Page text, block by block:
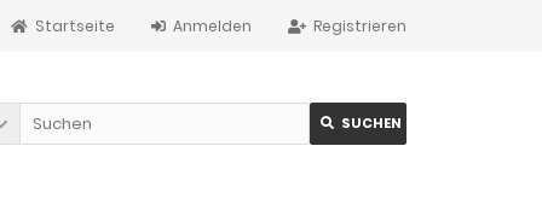
Registrieren
Anmelden
Startseite
SUCHEN